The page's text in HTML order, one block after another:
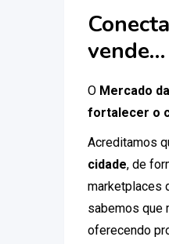
O Mercado
fortalecer o
Acreditamos
cidade, de
marketplaces
sabemos que
oferecendo